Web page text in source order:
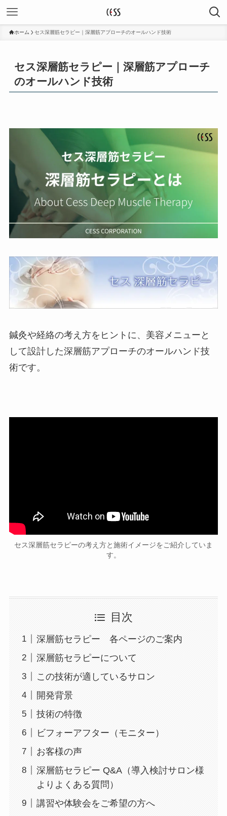
ホーム セス深層筋セラピー｜深層筋アプローチのオールハンド技術
セス深層筋セラピー｜深層筋アプローチ
のオールハンド技術
鍼灸や経絡の考え方をヒントに、美容メニューと
して設計した深層筋アプローチのオールハンド技
術です。
セス深層筋セラピーの考え方と施術イメージをご紹介していま
す。
目次
深層筋セラピー 各ページのご案内
深層筋セラピーについて
この技術が適しているサロン
開発背景
技術の特徴
ビフォーアフター（モニター）
お客様の声
深層筋セラピー Q&A（導入検討サロン様
よりよくある質問）
講習や体験会をご希望の方へ